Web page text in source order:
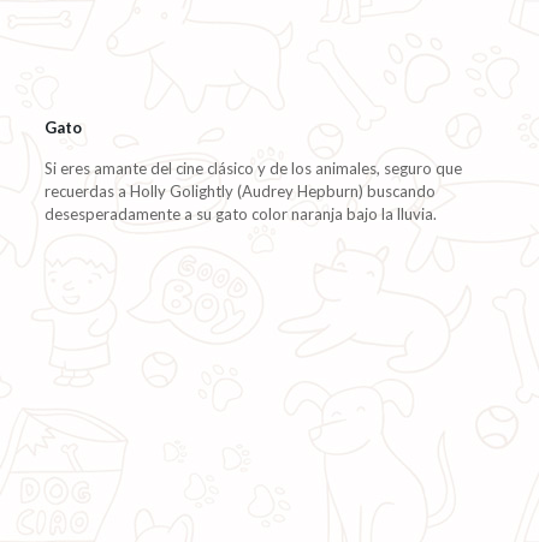
Gato
Si eres amante del cine clásico y de los animales, seguro que
recuerdas a Holly Golightly (Audrey Hepburn) buscando
desesperadamente a su gato color naranja bajo la lluvia.